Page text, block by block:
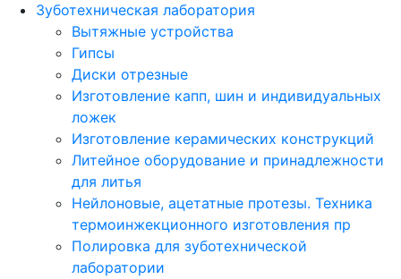
Зуботехническая лаборатория
Вытяжные устройства
Гипсы
Диски отрезные
Изготовление капп, шин и индивидуальных
ложек
Изготовление керамических конструкций
Литейное оборудование и принадлежности
для литья
Нейлоновые, ацетатные протезы. Техника
термоинжекционного изготовления пр
Полировка для зуботехнической
лаборатории